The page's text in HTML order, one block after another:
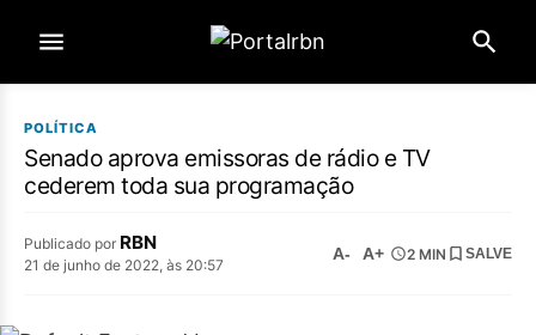
POLÍTICA
Senado aprova emissoras de rádio e TV
cederem toda sua programação
Publicado por RBN
21 de junho de 2022, às 20:57
A- A+ 2 MIN SALVE